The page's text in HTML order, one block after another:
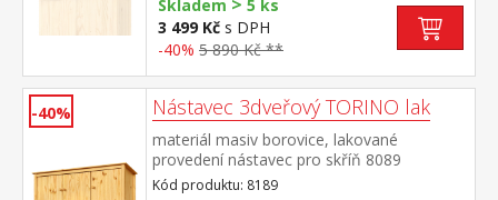
Skladem
5 ks
3 499 Kč s DPH
-40% 5 890 Kč **
-40% Nástavec 3dveřový TORINO lak
materiál masiv borovice, lakované
provedení nástavec pro skříň 8089
Kód produktu: 8189